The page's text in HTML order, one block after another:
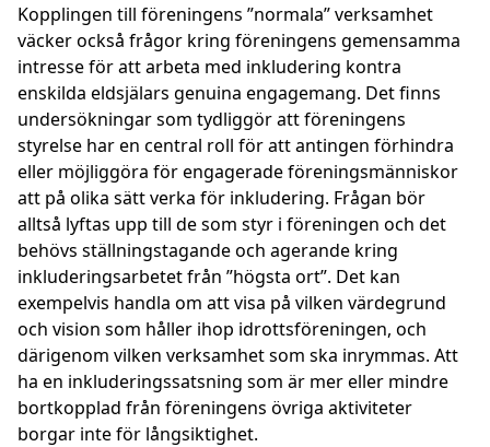
Kopplingen till föreningens ”normala” verksamhet
väcker också frågor kring föreningens gemensamma
intresse för att arbeta med inkludering kontra
enskilda eldsjälars genuina engagemang. Det finns
undersökningar som tydliggör att föreningens
styrelse har en central roll för att antingen förhindra
eller möjliggöra för engagerade föreningsmänniskor
att på olika sätt verka för inkludering. Frågan bör
alltså lyftas upp till de som styr i föreningen och det
behövs ställningstagande och agerande kring
inkluderingsarbetet från ”högsta ort”. Det kan
exempelvis handla om att visa på vilken värdegrund
och vision som håller ihop idrottsföreningen, och
därigenom vilken verksamhet som ska inrymmas. Att
ha en inkluderingssatsning som är mer eller mindre
bortkopplad från föreningens övriga aktiviteter
borgar inte för långsiktighet.